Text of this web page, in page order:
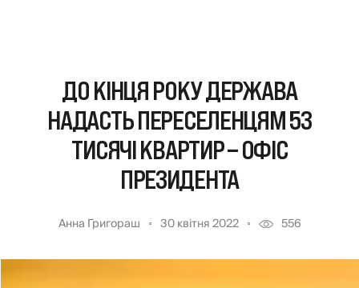
ДО КІНЦЯ РОКУ ДЕРЖАВА
НАДАСТЬ ПЕРЕСЕЛЕНЦЯМ 53
ТИСЯЧІ КВАРТИР – ОФІС
ПРЕЗИДЕНТА
Анна Григораш 30 квітня 2022 556